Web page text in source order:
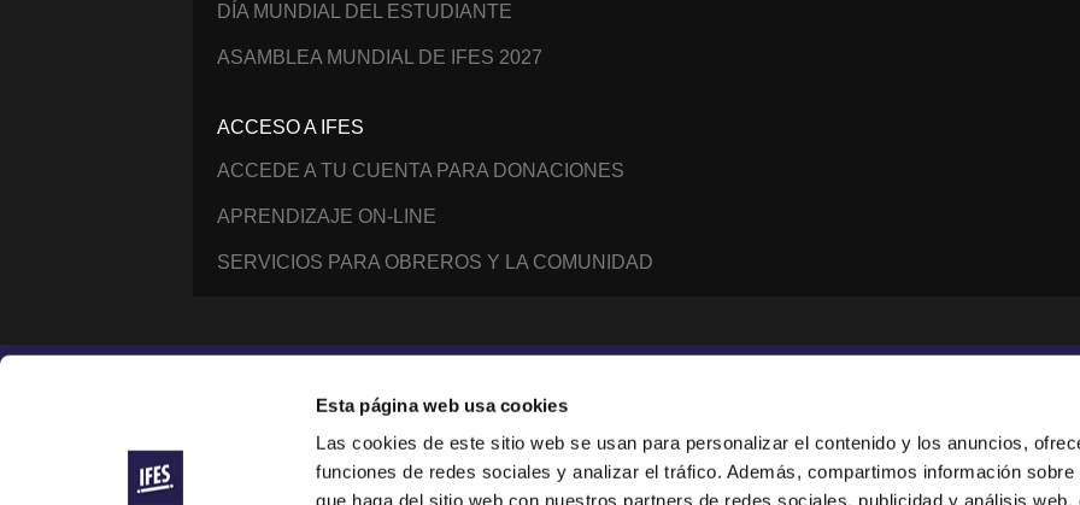
Esta página web usa cookies
Las cookies de este sitio web se usan para personalizar el contenido y los anuncios,
funciones de redes sociales y analizar el tráfico. Además, compartimos información sobre
que haga del sitio web con nuestros partners de redes sociales, publicidad y análisis web,
DÍA MUNDIAL DEL ESTUDIANTE
ASAMBLEA MUNDIAL DE IFES 2027
ACCESO A IFES
ACCEDE A TU CUENTA PARA DONACIONES
APRENDIZAJE ON-LINE
SERVICIOS PARA OBREROS Y LA COMUNIDAD
International Fellowship of Evangelical Students ®
© 2014–2026 IFES, une organisation déclarée à Lausanne, Suisse.